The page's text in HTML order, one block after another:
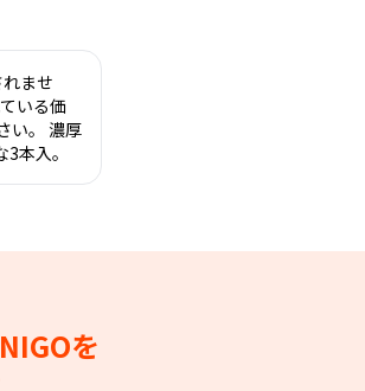
ませ
いる価
い。 濃厚
本入。
を